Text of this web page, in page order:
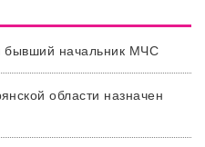
бывший начальник МЧС
области назначен